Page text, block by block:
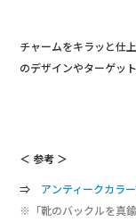
チャームをキラッと仕
のデザインやターゲッ
＜ 参考 ＞
⇒ アンティークカラ
※「靴のバックルを真